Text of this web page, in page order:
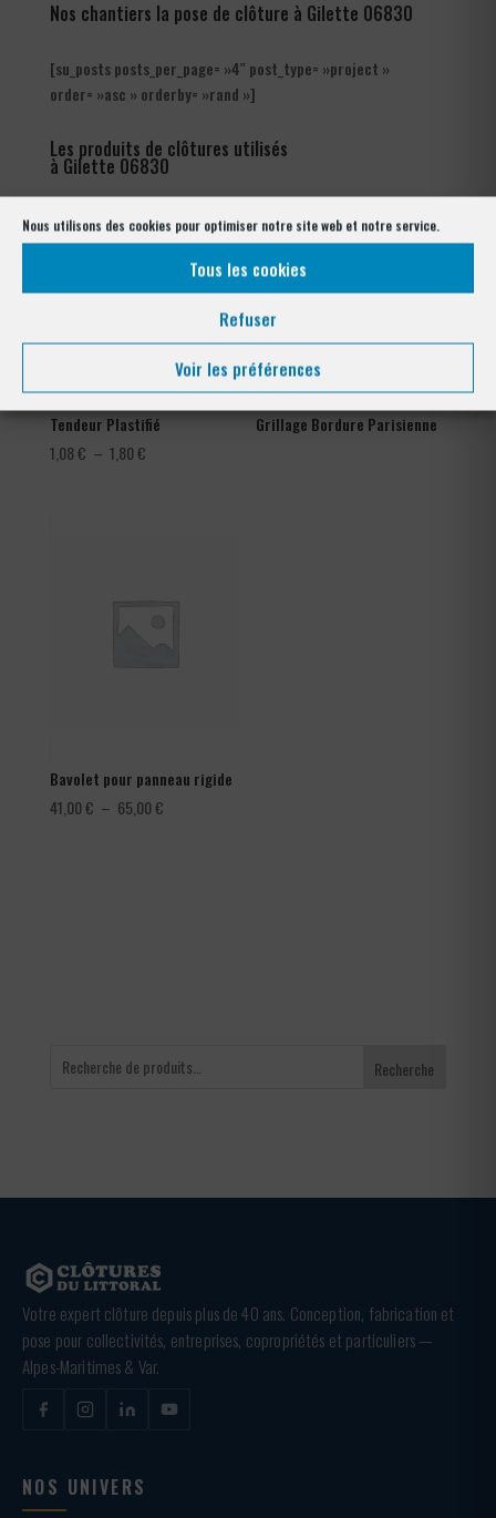
Nous utilisons des cookies pour optimiser notre site web et notre service.
Tous les cookies
Refuser
Voir les préférences
Nos chantiers la pose de clôture à Gilette 06830
[su_posts posts_per_page= »4″ post_type= »project »
order= »asc » orderby= »rand »]
Les produits de clôtures utilisés
à Gilette 06830
Tendeur Plastifié
1,08€ – 1,80€Plage
Grillage Bordure Parisienne
Bavolet pour panneau rigide
41,00€ – 65,00€Plage
Recherche
Votre expert clôture depuis plus de 40 ans. Conception, fabrication et
pose pour collectivités, entreprises, copropriétés et particuliers —
Alpes-Maritimes & Var.
NOS UNIVERS